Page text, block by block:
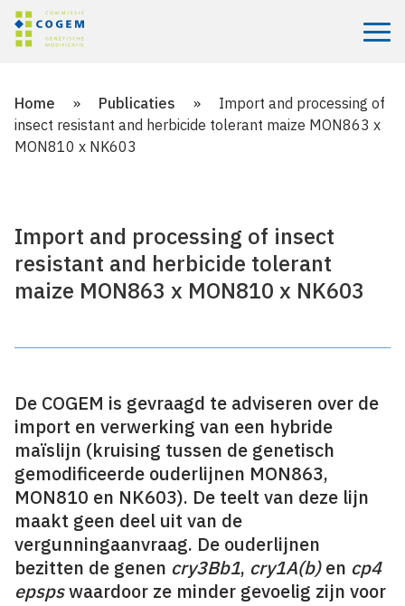
Menu
Home » Publicaties »
Import and processing of
insect resistant and herbicide tolerant maize MON863 x
MON810 x NK603
Import and processing of insect
resistant and herbicide tolerant
maize MON863 x MON810 x NK603
De COGEM is gevraagd te adviseren over de
import en verwerking van een hybride
maïslijn (kruising tussen de genetisch
gemodificeerde ouderlijnen MON863,
MON810 en NK603). De teelt van deze lijn
maakt geen deel uit van de
vergunningaanvraag. De ouderlijnen
bezitten de genen cry3Bb1, cry1A(b)en cp4
epspswaardoor ze minder gevoelig zijn voor